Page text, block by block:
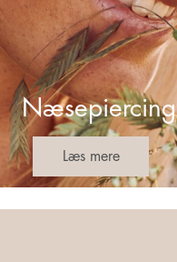
Næsepiercing
Læs mere